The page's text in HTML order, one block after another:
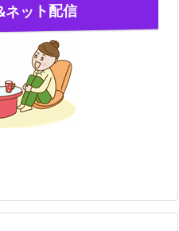
ネット配信